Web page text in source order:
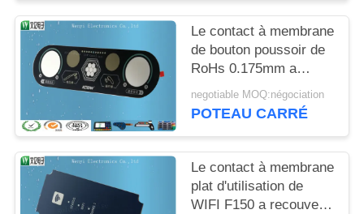
Le contact à membrane
de bouton poussoir de
RoHs 0.175mm a
recouvert l'effet de
sable de dispositif
negotiable MOQ:négociation
POTEAU CARRÉ
Le contact à membrane
plat d'utilisation de
WIFI F150 a recouvert